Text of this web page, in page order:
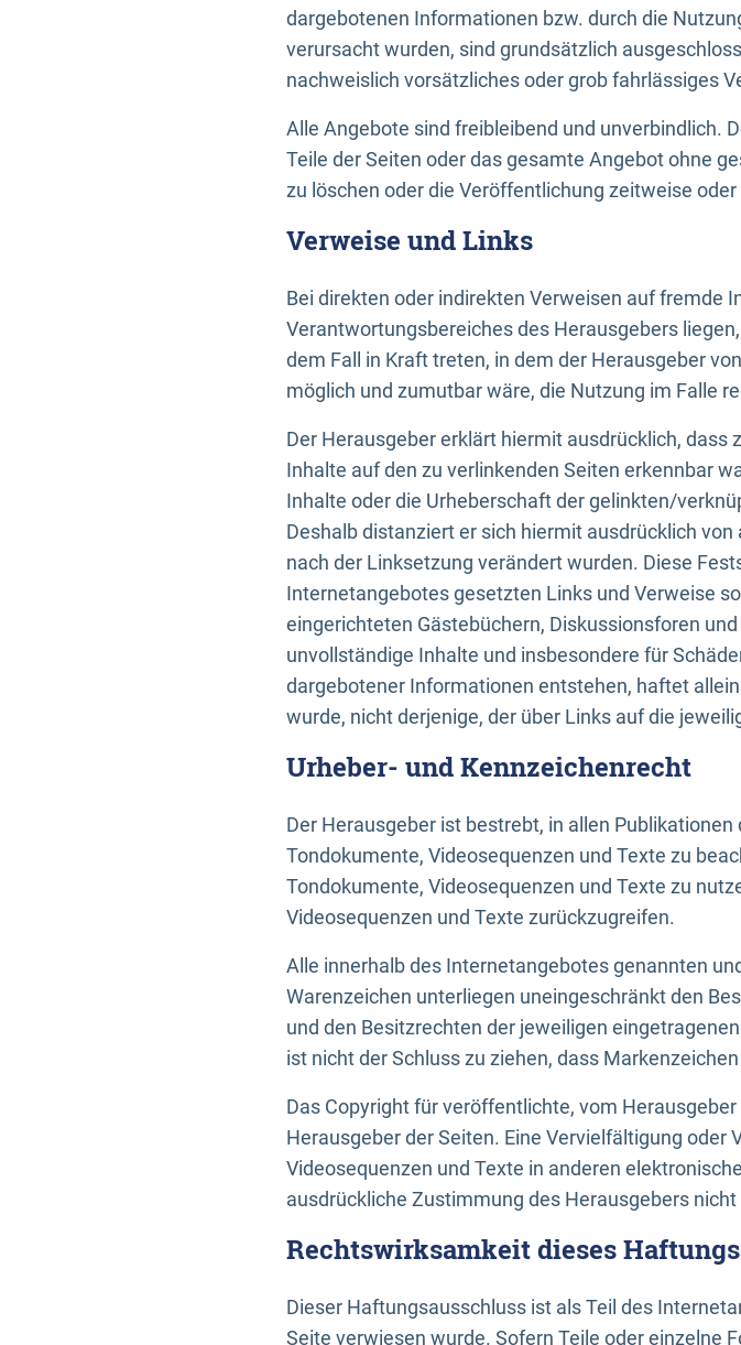
dargebotenen Informationen bzw. durch die
verursacht wurden, sind grundsätzlich
nachweislich vorsätzliches oder grob fahrlässiges
Alle Angebote sind freibleibend und unverbindlich.
Teile der Seiten oder das gesamte Angebot ohne
zu löschen oder die Veröffentlichung zeitweise
Verweise und Links
Bei direkten oder indirekten Verweisen auf fremde
Verantwortungsbereiches des Herausgebers
dem Fall in Kraft treten, in dem der Herausgeber
möglich und zumutbar wäre, die Nutzung im Falle
Der Herausgeber erklärt hiermit ausdrücklich,
Inhalte auf den zu verlinkenden Seiten erkennbar
Inhalte oder die Urheberschaft der gelinkten/
Deshalb distanziert er sich hiermit ausdrücklich
nach der Linksetzung verändert wurden. Diese
Internetangebotes gesetzten Links und Verweise
eingerichteten Gästebüchern, Diskussionsforen
unvollständige Inhalte und insbesondere für
dargebotener Informationen entstehen, haftet
wurde, nicht derjenige, der über Links auf die
Urheber- und Kennzeichenrecht
Der Herausgeber ist bestrebt, in allen
Tondokumente, Videosequenzen und Texte zu
Tondokumente, Videosequenzen und Texte zu
Videosequenzen und Texte zurückzugreifen.
Alle innerhalb des Internetangebotes genannten
Warenzeichen unterliegen uneingeschränkt den
und den Besitzrechten der jeweiligen
ist nicht der Schluss zu ziehen, dass
Das Copyright für veröffentlichte, vom
Herausgeber der Seiten. Eine Vervielfältigung oder
Videosequenzen und Texte in anderen
ausdrückliche Zustimmung des Herausgebers
Rechtswirksamkeit dieses
Dieser Haftungsausschluss ist als Teil des
Seite verwiesen wurde. Sofern Teile oder einzelne